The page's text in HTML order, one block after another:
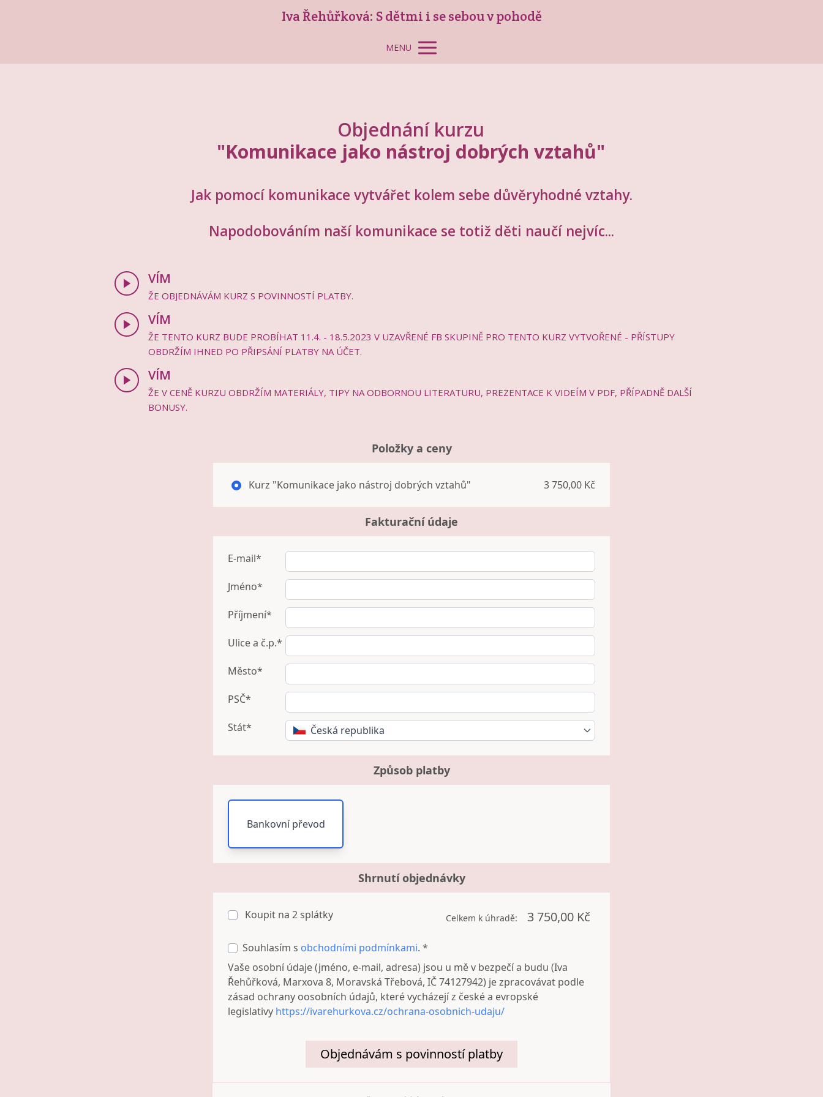
Iva Řehůřková: S dětmi i se sebou v pohodě
MENU
Objednání kurzu
"Komunikace jako nástroj dobrých vztahů"
Jak pomocí komunikace vytvářet kolem sebe důvěryhodné vztahy.
Napodobováním naší komunikace se totiž děti naučí nejvíc...
VÍM
ŽE OBJEDNÁVÁM KURZ S POVINNOSTÍ PLATBY.
VÍM
ŽE TENTO KURZ BUDE PROBÍHAT 11.4. - 18.5.2023 V UZAVŘENÉ FB SKUPINĚ PRO TENTO KURZ VYTVOŘENÉ - PŘÍSTUPY
OBDRŽÍM IHNED PO PŘIPSÁNÍ PLATBY NA ÚČET.
VÍM
ŽE V CENĚ KURZU OBDRŽÍM MATERIÁLY, TIPY NA ODBORNOU LITERATURU, PREZENTACE K VIDEÍM V PDF, PŘÍPADNĚ DALŠÍ
BONUSY.
Položky a ceny
Kurz "Komunikace jako nástroj dobrých vztahů" 3 750,00 Kč
Fakturační údaje
E-mail*
Jméno*
Příjmení*
Ulice a č.p.*
Město*
PSČ*
Stát* Česká republika
Způsob platby
Bankovní převod
Shrnutí objednávky
Koupit na 2splátky Celkem k úhradě: 3 750,00 Kč
Souhlasím s obchodními podmínkami. *
Vaše osobní údaje (jméno, e-mail, adresa) jsou u mě v bezpečí a budu (Iva
Řehůřková, Marxova 8, Moravská Třebová, IČ 74127942) je zpracovávat podle
zásad ochrany oosobních údajů, které vycházejí z české a evropské
legislativy https://ivarehurkova.cz/ochrana-osobnich-udaju/
Objednávám s povinností platby